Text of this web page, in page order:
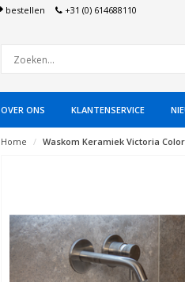
bestellen +31 (0) 614688110
OVER ONS KLANTENSERVICE
Home Waskom Keramiek Victoria